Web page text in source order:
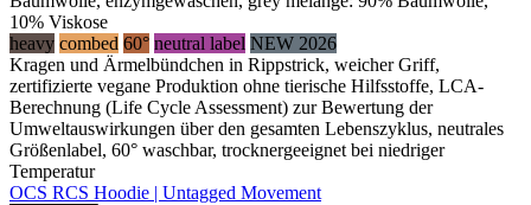
10% Viskose
heavy combed 60° neutral label NEW 2026
Kragen und Ärmelbündchen in Rippstrick, weicher Griff,
zertifizierte vegane Produktion ohne tierische Hilfsstoffe, LCA-
Berechnung (Life Cycle Assessment) zur Bewertung der
Umweltauswirkungen über den gesamten Lebenszyklus, neutrales
Größenlabel, 60° waschbar, trocknergeeignet bei niedriger
Temperatur
OCS RCS Hoodie | Untagged Movement